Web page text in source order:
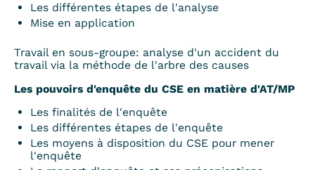
Les différentes étapes de l'analyse
Mise en application
Travail en sous-groupe: analyse d'un accident du
travail via la méthode de l'arbre des causes
Les pouvoirs d'enquête du CSE en matière d'AT/MP
Les finalités de l'enquête
Les différentes étapes de l'enquête
Les moyens à disposition du CSE pour mener
l'enquête